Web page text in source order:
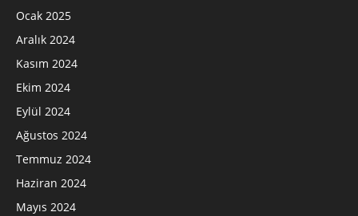
Ocak 2025
Aralık 2024
Kasım 2024
Ekim 2024
Eylül 2024
Ağustos 2024
Temmuz 2024
Haziran 2024
Mayıs 2024